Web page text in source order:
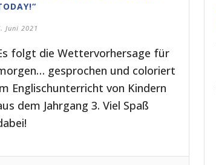
Juni 2021
folgt die Wettervorhersage für
gesprochen und coloriert
Englischunterricht von Kindern
dem Jahrgang 3. Viel Spaß